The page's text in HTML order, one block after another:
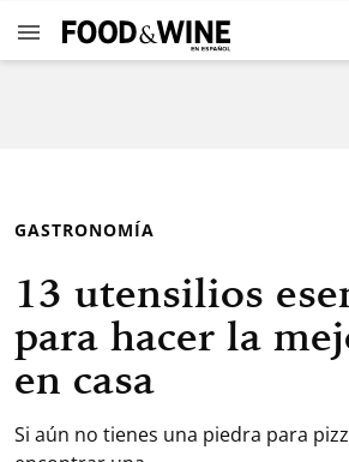
GASTRONOMÍA
13 utensilios
para hacer la
en casa
Si aún no tienes una piedra para